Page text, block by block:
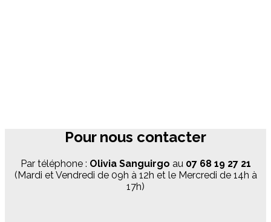
Pour nous contacter
Par téléphone : Olivia Sanguirgo au 07 68 19 27 21
(Mardi et Vendredi de 09h à 12h et le Mercredi de 14h à
17h)